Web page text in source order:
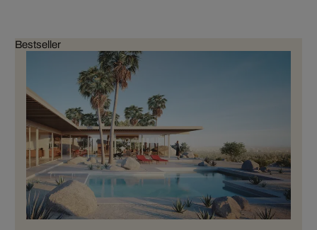
Bestseller